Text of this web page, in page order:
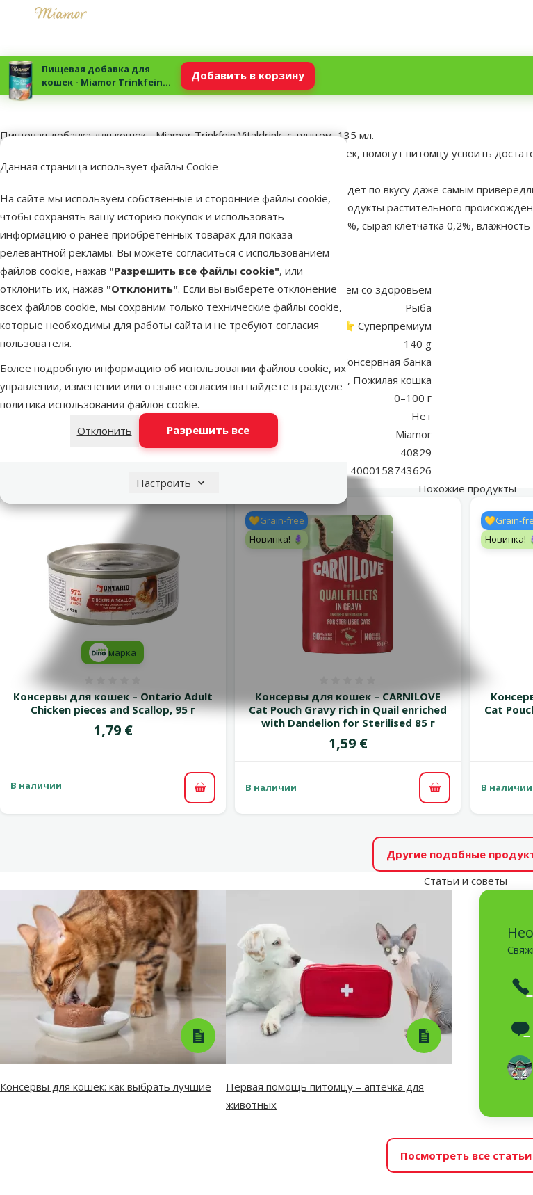
Данная страница использует файлы Cookie
На сайте мы используем собственные и сторонние файлы cookie,
чтобы сохранять вашу историю покупок и использовать
информацию о ранее приобретенных товарах для показа
релевантной рекламы. Вы можете согласиться с использованием
файлов cookie, нажав "Разрешить все файлы cookie", или
отклонить их, нажав "Отклонить". Если вы выберете отклонение
всех файлов cookie, мы сохраним только технические файлы cookie,
которые необходимы для работы сайта и не требуют согласия
пользователя.
Более подробную информацию об использовании файлов cookie, их
управлении, изменении или отзыве согласия вы найдете в разделе
политика использования файлов cookie.
Отклонить
Разрешить все
Настроить
Пищевая добавка для
кошек - Miamor Trinkfein
Vitaldrink, с тунцом , 135 мл
Добавить в корзину
superzoo.product.detail.content
Пищевая добавка для кошек - Miamor Trinkfein Vitaldrink, с тунцом, 135 мл.
Жидкие консервы с небольшими кусочками тунца для взрослых кошек, помогут питомцу усвоить
мочевыводящих путей.
В составе Vitaldrink вкусный и сочный мясной бульон, который подойдет по вкусу даже самым
Состав: 91% бульон, 3,5% филе куриной грудки, 1,5% филе тунца, продукты растительного
Аналитический состав:
Сырой белок 2,8%, жиры 0,4%, сырая зола 1,1%, сырая клетчатка 0,2%, влажность
Параметры
Состояние здоровья
Без проблем со здоровьем
Состав и вкус
Рыба
Качество
⭐⭐⭐⭐ Суперпремиум
140 g
Вид консерв
Консервная банка
Взрослая кошка, Пожилая кошка
Вес упаковки
0–100 г
Для кастрированных и стерилизованных кошек
Нет
Бренд
Miamor
Номер в каталоге
40829
4000158743626
Похожие продукты
Консервы для кошек – Ontario Adult
Chicken pieces and Scallop, 95 г
Цена
1,79 €
марка
В наличии
В корзину
Консервы для кошек – CARNILOVE
Cat Pouch Gravy rich in Quail enriched
with Dandelion for Sterilised 85 г
Цена
1,59 €
💛Grain-free
Новинка! 🪻
В наличии В корзину
Cat
💛Grain-
Новинка!
В наличии
Другие подобные
Статьи и советы
Консервы для кошек: как выбрать лучшие
Первая помощь питомцу – аптечка для
животных
Посмотреть все статьи